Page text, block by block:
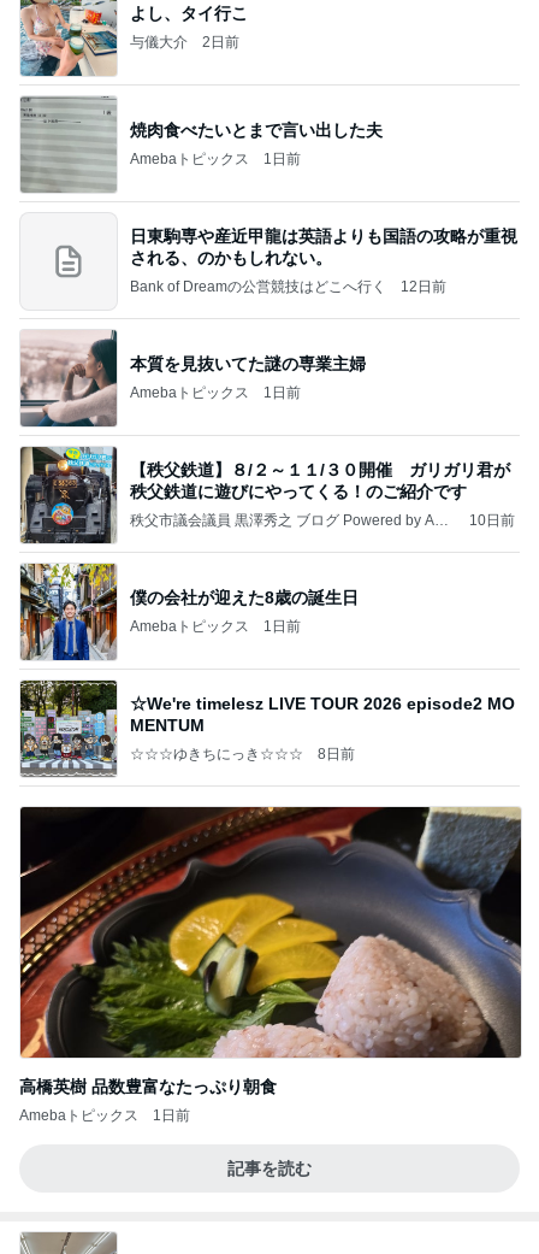
よし、タイ行こ
与儀大介 2日前
焼肉食べたいとまで言い出した夫
Amebaトピックス 1日前
日東駒専や産近甲龍は英語よりも国語の攻略が重視
される、のかもしれない。
Bank of Dreamの公営競技はどこへ行く 12日前
本質を見抜いてた謎の専業主婦
Amebaトピックス 1日前
【秩父鉄道】８/２～１１/３０開催 ガリガリ君が
秩父鉄道に遊びにやってくる！のご紹介です
秩父市議会議員 黒澤秀之 ブログ Powered by Ame
10日前
僕の会社が迎えた8歳の誕生日
Amebaトピックス 1日前
☆We're timelesz LIVE TOUR 2026 episode2 MO
MENTUM
☆☆☆ゆきちにっき☆☆☆ 8日前
高橋英樹 品数豊富なたっぷり朝食
Amebaトピックス 1日前
記事を読む